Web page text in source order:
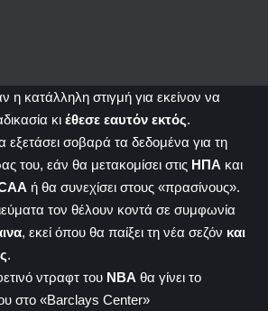
η κατάλληλη στιγμή για εκείνον να
κι έθεσε εαυτόν εκτός.
εξετάσει σοβαρά τα δεδομένα για τη
του, εάν θα μετακομίσει στις ΗΠΑ και
ή θα συνεχίσει στους «πρασίνους».
τον θέλουν κοντά σε συμφωνία
, εκεί όπου θα παίξει τη νέα σεζόν και
.
ντραφτ του ΝΒΑ θα γίνει το
στο «Barclays Center»